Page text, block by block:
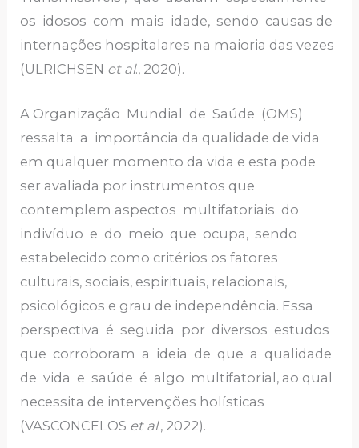
os idosos com mais idade, sendo causas de
internações hospitalares na maioria das vezes
(ULRICHSEN et al., 2020).
A Organização Mundial de Saúde (OMS)
ressalta a importância da qualidade de vida
em qualquer momento da vida e esta pode
ser avaliada por instrumentos que
contemplem aspectos multifatoriais do
indivíduo e do meio que ocupa, sendo
estabelecido como critérios os fatores
culturais, sociais, espirituais, relacionais,
psicológicos e grau de independência. Essa
perspectiva é seguida por diversos estudos
que corroboram a ideia de que a qualidade
de vida e saúde é algo multifatorial, ao qual
necessita de intervenções holísticas
(VASCONCELOS et al., 2022).